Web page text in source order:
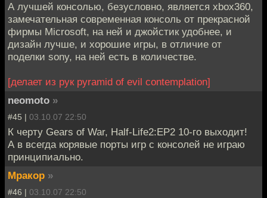
А лучшей консолью, безусловно, является xbox360,
замечательная современная консоль от прекрасной
фирмы Microsoft, на ней и джойстик удобнее, и
дизайн лучше, и хорошие игры, в отличие от
поделки sony, на ней есть в количестве.
[делает из рук pyramid of evil contemplation]
neomoto »
#45 | 03.10.07 22:50
К черту Gears of War, Half-Life2:EP2 10-го выходит!
А в всегда корявые порты игр с консолей не играю
принципиально.
Мракор »
#46 | 03.10.07 22:50